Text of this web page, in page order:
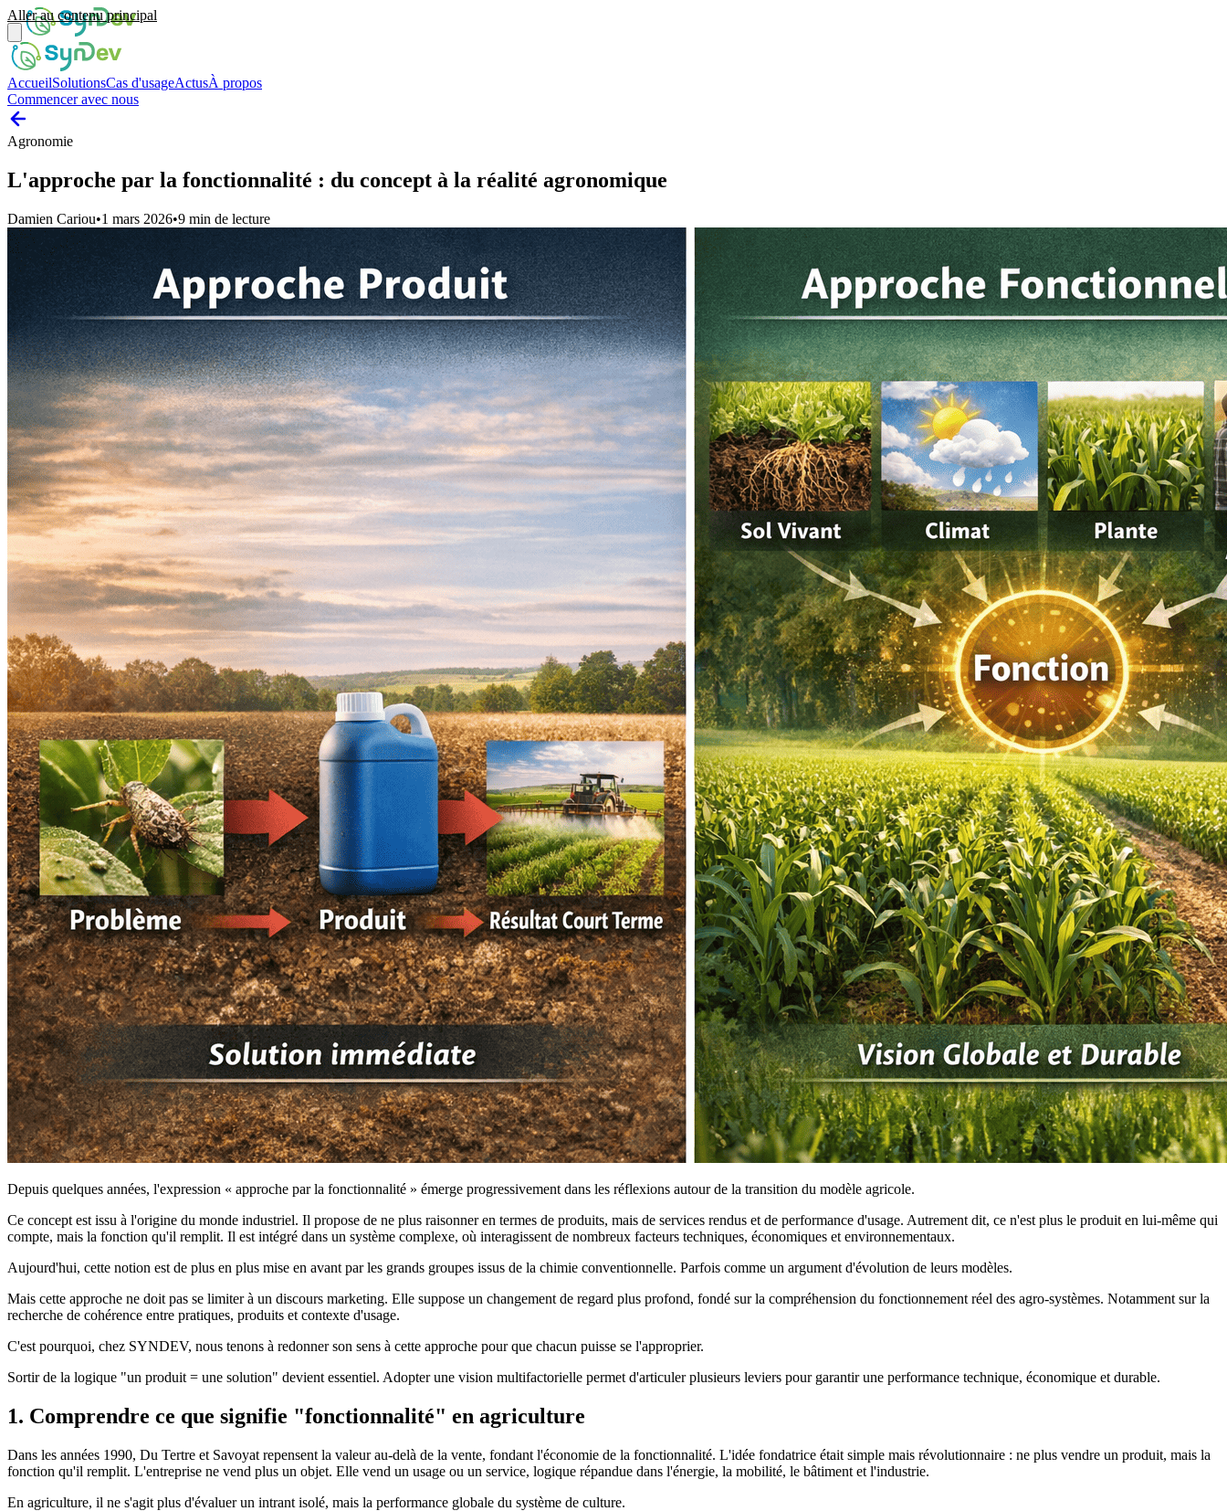
Aller au contenu principal
AccueilSolutionsCas d'usageActusÀ propos
Commencer avec nous
Agronomie
L'approche par la fonctionnalité : du concept à la réalité agronomique
Damien Cariou•1 mars 2026•9 min de lecture
Depuis quelques années, l'expression « approche par la fonctionnalité » émerge progressivement dans les réflexions autour de la transition du modèle agricole.
Ce concept est issu à l'origine du monde industriel. Il propose de ne plus raisonner en termes de produits, mais de services rendus et de performance d'usage. Autrement dit, ce n'est plus le produit en lui-même qui
compte, mais la fonction qu'il remplit. Il est intégré dans un système complexe, où interagissent de nombreux facteurs techniques, économiques et environnementaux.
Aujourd'hui, cette notion est de plus en plus mise en avant par les grands groupes issus de la chimie conventionnelle. Parfois comme un argument d'évolution de leurs modèles.
Mais cette approche ne doit pas se limiter à un discours marketing. Elle suppose un changement de regard plus profond, fondé sur la compréhension du fonctionnement réel des agro-systèmes. Notamment sur la
recherche de cohérence entre pratiques, produits et contexte d'usage.
C'est pourquoi, chez SYNDEV, nous tenons à redonner son sens à cette approche pour que chacun puisse se l'approprier.
Sortir de la logique "un produit = une solution" devient essentiel. Adopter une vision multifactorielle permet d'articuler plusieurs leviers pour garantir une performance technique, économique et durable.
1. Comprendre ce que signifie "fonctionnalité" en agriculture
Dans les années 1990, Du Tertre et Savoyat repensent la valeur au-delà de la vente, fondant l'économie de la fonctionnalité. L'idée fondatrice était simple mais révolutionnaire : ne plus vendre un produit, mais la
fonction qu'il remplit. L'entreprise ne vend plus un objet. Elle vend un usage ou un service, logique répandue dans l'énergie, la mobilité, le bâtiment et l'industrie.
En agriculture, il ne s'agit plus d'évaluer un intrant isolé, mais la performance globale du système de culture.